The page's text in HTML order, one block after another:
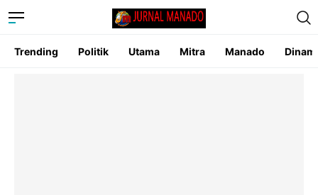
Trending Politik Utama Mitra Manado